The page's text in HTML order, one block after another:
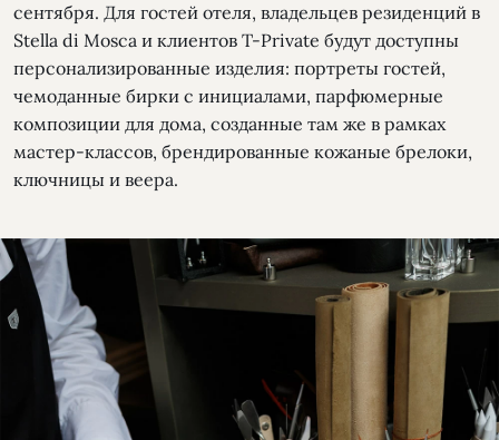
сентября. Для гостей отеля, владельцев резиденций в
Stella di Mosca и клиентов T-Private будут доступны
персонализированные изделия: портреты гостей,
чемоданные бирки с инициалами, парфюмерные
композиции для дома, созданные там же в рамках
мастер-классов, брендированные кожаные брелоки,
ключницы и веера.